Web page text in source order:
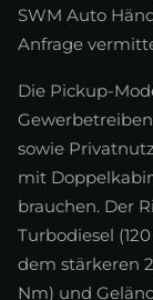
SWM Auto
Anfrage
Die Pickup-
sowie
mit
brauchen. Der
Turbodiesel
dem stärkeren
Nm) und